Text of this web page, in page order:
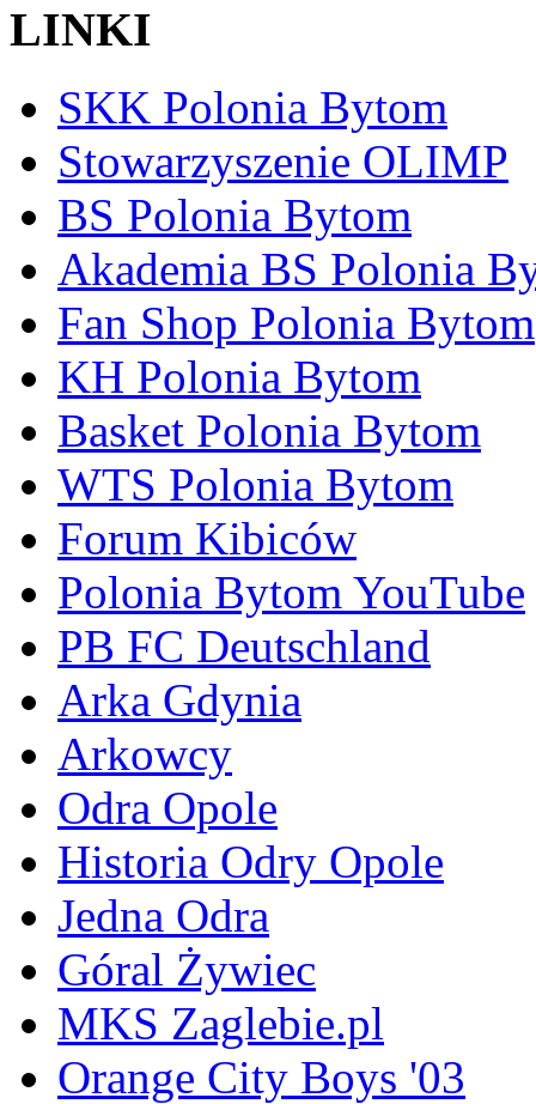
LINKI
SKK Polonia Bytom
Stowarzyszenie OLIMP
BS Polonia Bytom
Akademia BS Polonia
Fan Shop Polonia Bytom
KH Polonia Bytom
Basket Polonia Bytom
WTS Polonia Bytom
Forum Kibiców
Polonia Bytom YouTube
PB FC Deutschland
Arka Gdynia
Arkowcy
Odra Opole
Historia Odry Opole
Jedna Odra
Góral Żywiec
MKS Zaglebie.pl
Orange City Boys '03